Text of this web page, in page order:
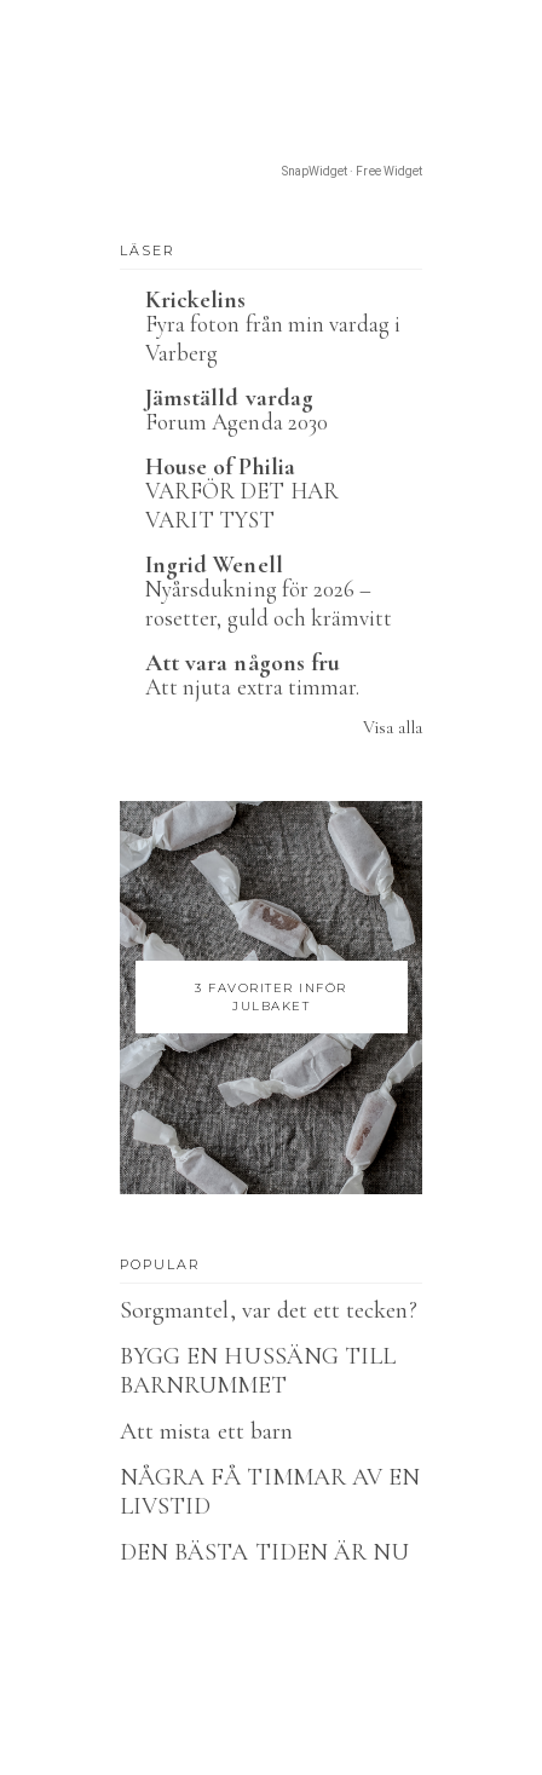
SnapWidget · Free Widget
LÄSER
Krickelins
Fyra foton från min vardag i
Varberg
Jämställd vardag
Forum Agenda 2030
House of Philia
VARFÖR DET HAR
VARIT TYST
Ingrid Wenell
Nyårsdukning för 2026 –
rosetter, guld och krämvitt
Att vara någons fru
Att njuta extra timmar.
Visa alla
3 FAVORITER INFÖR
JULBAKET
POPULAR
Sorgmantel, var det ett tecken?
BYGG EN HUSSÄNG TILL
BARNRUMMET
Att mista ett barn
NÅGRA FÅ TIMMAR AV EN
LIVSTID
DEN BÄSTA TIDEN ÄR NU